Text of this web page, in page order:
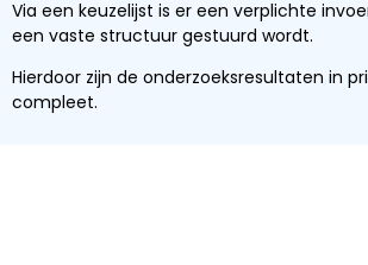
Via een keuzelijst is er een verplichte
een vaste structuur gestuurd wordt.
Hierdoor zijn de onderzoeksresultaten in
compleet.